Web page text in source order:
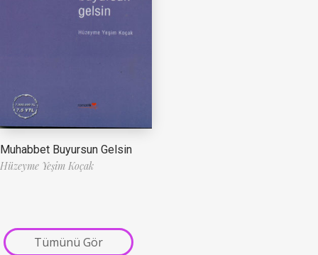
Muhabbet Buyursun Gelsin
Hüzeyme Yeşim Koçak
Tümünü Gör